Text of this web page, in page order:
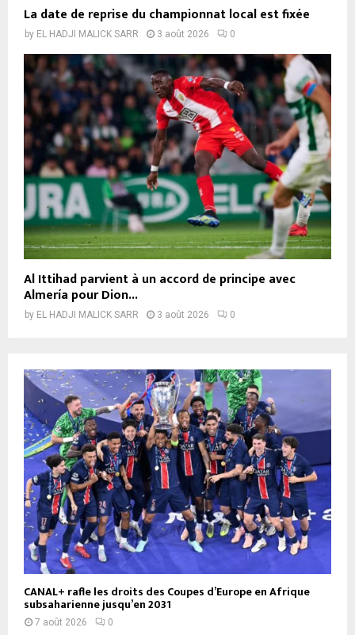
La date de reprise du championnat local est fixée
by EL HADJI MALICK SARR 3 août 2026 0
Al Ittihad parvient à un accord de principe avec
Almería pour Dion...
by EL HADJI MALICK SARR 3 août 2026 0
CANAL+ rafle les droits des Coupes d’Europe en Afrique
subsaharienne jusqu’en 2031
7 août 2026 0